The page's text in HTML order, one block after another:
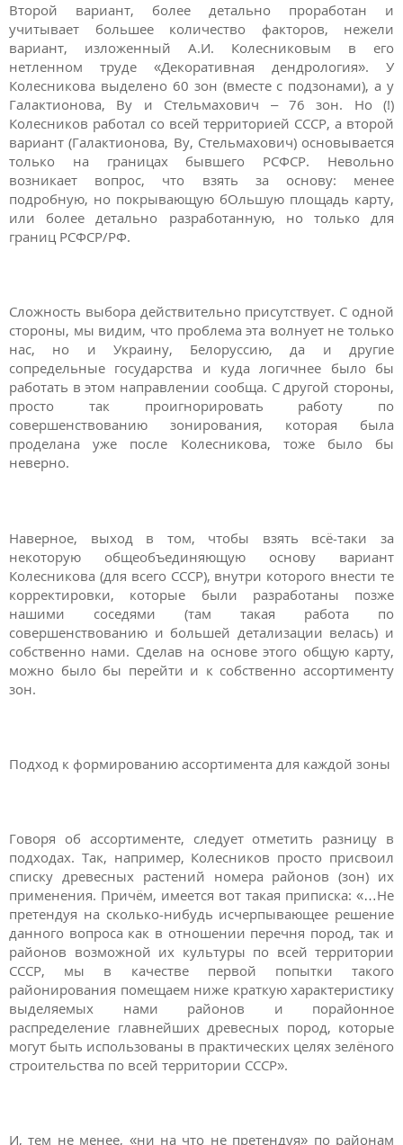
Второй вариант, более детально проработан и
учитывает большее количество факторов, нежели
вариант, изложенный А.И. Колесниковым в его
нетленном труде «Декоративная дендрология». У
Колесникова выделено 60 зон (вместе с подзонами), а у
Галактионова, Ву и Стельмахович – 76 зон. Но (!)
Колесников работал со всей территорией СССР, а второй
вариант (Галактионова, Ву, Стельмахович) основывается
только на границах бывшего РСФСР. Невольно
возникает вопрос, что взять за основу: менее
подробную, но покрывающую бОльшую площадь карту,
или более детально разработанную, но только для
границ РСФСР/РФ.
Сложность выбора действительно присутствует. С одной
стороны, мы видим, что проблема эта волнует не только
нас, но и Украину, Белоруссию, да и другие
сопредельные государства и куда логичнее было бы
работать в этом направлении сообща. С другой стороны,
просто так проигнорировать работу по
совершенствованию зонирования, которая была
проделана уже после Колесникова, тоже было бы
неверно.
Наверное, выход в том, чтобы взять всё-таки за
некоторую общеобъединяющую основу вариант
Колесникова (для всего СССР), внутри которого внести те
корректировки, которые были разработаны позже
нашими соседями (там такая работа по
совершенствованию и большей детализации велась) и
собственно нами. Сделав на основе этого общую карту,
можно было бы перейти и к собственно ассортименту
зон.
Подход к формированию ассортимента для каждой зоны
Говоря об ассортименте, следует отметить разницу в
подходах. Так, например, Колесников просто присвоил
списку древесных растений номера районов (зон) их
применения. Причём, имеется вот такая приписка: «…Не
претендуя на сколько-нибудь исчерпывающее решение
данного вопроса как в отношении перечня пород, так и
районов возможной их культуры по всей территории
СССР, мы в качестве первой попытки такого
районирования помещаем ниже краткую характеристику
выделяемых нами районов и порайонное
распределение главнейших древесных пород, которые
могут быть использованы в практических целях зелёного
строительства по всей территории СССР».
И, тем не менее, «ни на что не претендуя» по районам